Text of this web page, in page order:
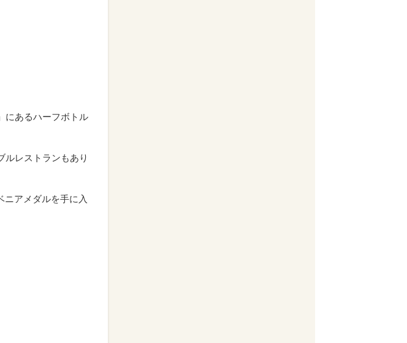
にあるハーフボトル
ルレストランもあり
アメダルを手に入